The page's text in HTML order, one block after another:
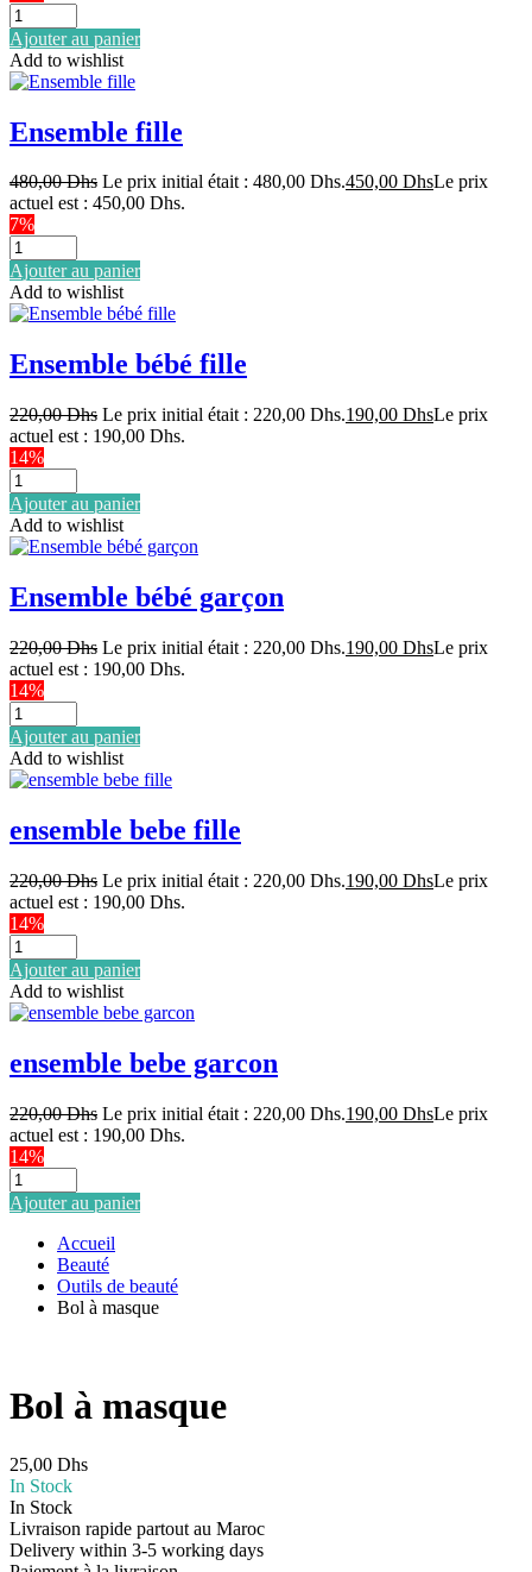
Ajouter au panier
Add to wishlist
Ensemble fille
480,00Dhs Le prix initial était : 480,00 Dhs.450,00 DhsLe prix
actuel est : 450,00 Dhs.
7%
Ajouter au panier
Add to wishlist
Ensemble bébé fille
220,00Dhs Le prix initial était : 220,00 Dhs.190,00 DhsLe prix
actuel est : 190,00 Dhs.
14%
Ajouter au panier
Add to wishlist
Ensemble bébé garçon
220,00Dhs Le prix initial était : 220,00 Dhs.190,00 DhsLe prix
actuel est : 190,00 Dhs.
14%
Ajouter au panier
Add to wishlist
ensemble bebe fille
220,00Dhs Le prix initial était : 220,00 Dhs.190,00 DhsLe prix
actuel est : 190,00 Dhs.
14%
Ajouter au panier
Add to wishlist
ensemble bebe garcon
220,00Dhs Le prix initial était : 220,00 Dhs.190,00 DhsLe prix
actuel est : 190,00 Dhs.
14%
Ajouter au panier
Accueil
Beauté
Outils de beauté
Bol à masque
Bol à masque
25,00 Dhs
In Stock
In Stock
Livraison rapide partout au Maroc
Delivery within 3-5 working days